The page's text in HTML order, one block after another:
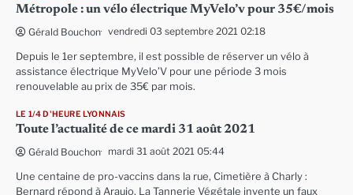
Métropole : un vélo électrique MyVelo’v pour 35€/mois
Gérald Bouchon vendredi 03 septembre 2021 02:18
Depuis le 1er septembre, il est possible de réserver un vélo à
assistance électrique MyVelo’V pour une période 3 mois
renouvelable au prix de 35€ par mois.
LE 1/4 D'HEURE LYONNAIS
Toute l’actualité de ce mardi 31 août 2021
Gérald Bouchon mardi 31 août 2021 05:44
Une centaine de pro-vaccins dans la rue, Cimetière à Charly :
Bernard répond à Araujo, La Tannerie Végétale invente un faux